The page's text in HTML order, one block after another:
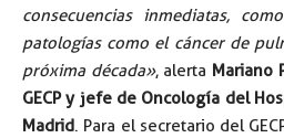
consecuencias inmediatas,
patologías como el cáncer de
próxima década», alerta Mariano
GECP y jefe de Oncología del
Madrid. Para el secretario del